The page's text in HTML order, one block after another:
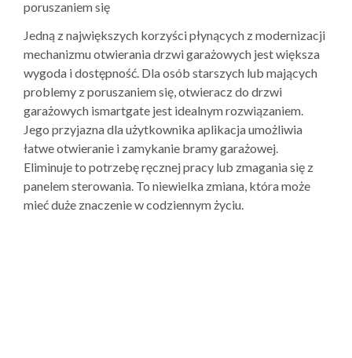
poruszaniem się
Jedną z największych korzyści płynących z modernizacji
mechanizmu otwierania drzwi garażowych jest większa
wygoda i dostępność. Dla osób starszych lub mających
problemy z poruszaniem się, otwieracz do drzwi
garażowych ismartgate jest idealnym rozwiązaniem.
Jego przyjazna dla użytkownika aplikacja umożliwia
łatwe otwieranie i zamykanie bramy garażowej.
Eliminuje to potrzebę ręcznej pracy lub zmagania się z
panelem sterowania. To niewielka zmiana, która może
mieć duże znaczenie w codziennym życiu.